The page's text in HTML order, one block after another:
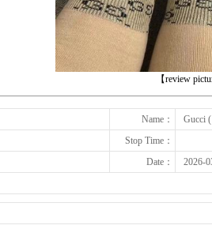
【review
下一张
Name：
Gucci
Stop Time：
Date：
2026-